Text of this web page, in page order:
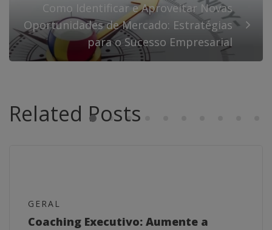
Como Identificar e Aproveitar Novas
Oportunidades de Mercado: Estratégias
para o Sucesso Empresarial
Related Posts
GERAL
Coaching Executivo: Aumente a